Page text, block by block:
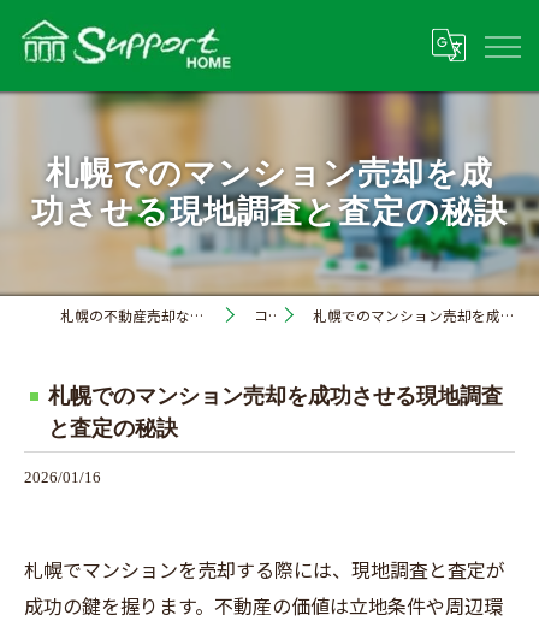
札幌でのマンション売却を成
功させる現地調査と査定の秘訣
札幌の不動産売却なら株式会社サポートホーム コラム 札幌でのマンション売却を成功させる現地調査と査定の秘訣
札幌でのマンション売却を成功させる現地調査
と査定の秘訣
2026/01/16
札幌でマンションを売却する際には、現地調査と査定が
成功の鍵を握ります。不動産の価値は立地条件や周辺環